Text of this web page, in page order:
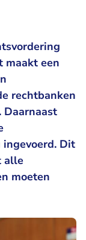
maakt een
rechtbanken
Daarnaast
Dit
alle
moeten